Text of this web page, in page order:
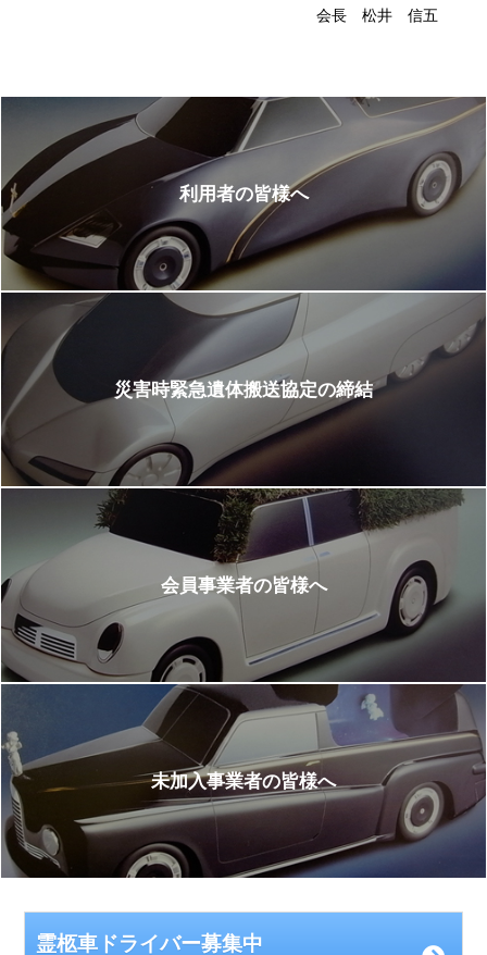
会長 松井 信五
利用者の皆様へ
災害時緊急遺体搬送協定の締結
会員事業者の皆様へ
未加入事業者の皆様へ
霊柩車ドライバー募集中